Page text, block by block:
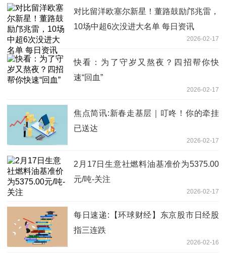
对比留洋欧塞尔新星！董路鼓励邝兆雷，
10场中超6次没进大名单 每日资讯
2026-02-17
快看：为了守岁又熬夜？四招帮你快
速“回血”
2026-02-17
焦点简讯:新春走基层｜叮咚！你的牵挂
已送达
2026-02-17
2月17日生意社燃料油基准价为5375.00
元/吨-关注
2026-02-17
每日速递:【环球财经】东京股市日经股
指三连跌
2026-02-16